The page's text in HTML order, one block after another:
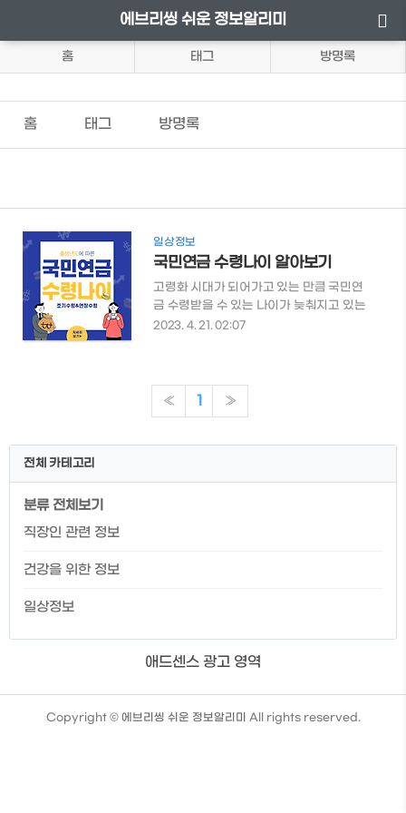
에브리씽 쉬운 정보알리미
홈 태그 방명록
홈 태그 방명록
일상정보
국민연금 수령나이 알아보기
고령화 시대가 되어가고 있는 만큼 국민연
금 수령받을 수 있는 나이가 늦춰지고 있는
데요. 출생시기에 따라 달라지는 국민연금
금 수령시기 - 연기연금제도 수령시기 출생
년도에 따른 국민연금 수령시기 가입자의
부터 1961 ~ 1964년 63세 부터 1965 ~
2023. 4. 21. 02:07
« 1 »
전체 카테고리
분류 전체보기
직장인 관련 정보
건강을 위한 정보
일상정보
애드센스 광고 영역
Copyright © 에브리씽 쉬운 정보알리미 All rights reserved.
TistoryWhaleSkin3.4